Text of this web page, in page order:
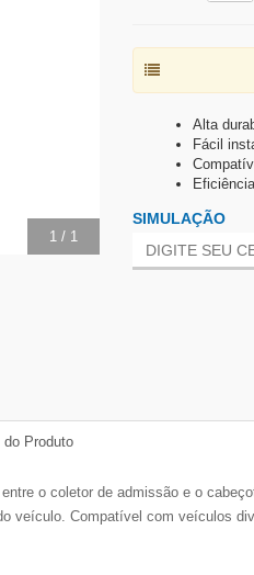
1/ 1
Alta
Fácil
SIMULAÇÃO
do Produto
o coletor de admissão e o
veículo. Compatível com veículos